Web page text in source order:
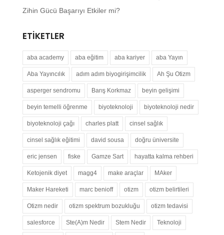
Zihin Gücü Başarıyı Etkiler mi?
ETIKETLER
aba academy aba eğitim aba kariyer aba Yayın
Aba Yayıncılık adım adım biyogirişimcilik Ah Şu Otizm
asperger sendromu Barış Korkmaz beyin gelişimi
beyin temelli öğrenme biyoteknoloji biyoteknoloji nedir
biyoteknoloji çağı charles platt cinsel sağlık
cinsel sağlık eğitimi david sousa doğru üniversite
eric jensen fiske Gamze Sart hayatta kalma rehberi
Ketojenik diyet magg4 make araçlar MAker
Maker Hareketi marc benioff otizm otizm belirtileri
Otizm nedir otizm spektrum bozukluğu otizm tedavisi
salesforce Ste(A)m Nedir Stem Nedir Teknoloji